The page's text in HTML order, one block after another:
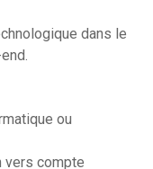
dans le
ou
vers compte